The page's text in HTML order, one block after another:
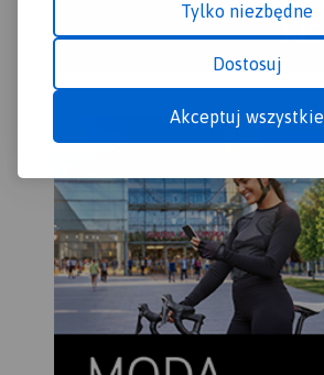
Tylko niezbędne
Dostosuj
Akceptuj wszystkie